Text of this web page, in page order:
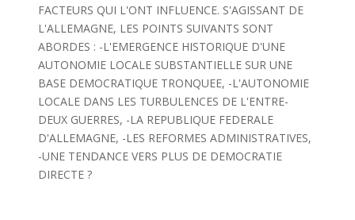
FACTEURS QUI L'ONT INFLUENCE. S'AGISSANT DE
L'ALLEMAGNE, LES POINTS SUIVANTS SONT
ABORDES : -L'EMERGENCE HISTORIQUE D'UNE
AUTONOMIE LOCALE SUBSTANTIELLE SUR UNE
BASE DEMOCRATIQUE TRONQUEE, -L'AUTONOMIE
LOCALE DANS LES TURBULENCES DE L'ENTRE-
DEUX GUERRES, -LA REPUBLIQUE FEDERALE
D'ALLEMAGNE, -LES REFORMES ADMINISTRATIVES,
-UNE TENDANCE VERS PLUS DE DEMOCRATIE
DIRECTE ?